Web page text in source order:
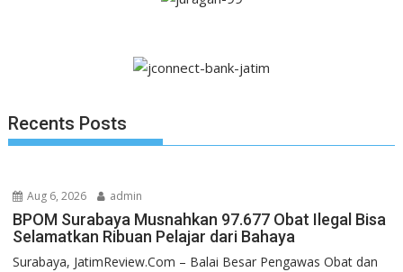
Recents Posts
Aug 6, 2026 admin
BPOM Surabaya Musnahkan 97.677 Obat Ilegal Bisa
Selamatkan Ribuan Pelajar dari Bahaya
Surabaya, JatimReview.Com – Balai Besar Pengawas Obat dan